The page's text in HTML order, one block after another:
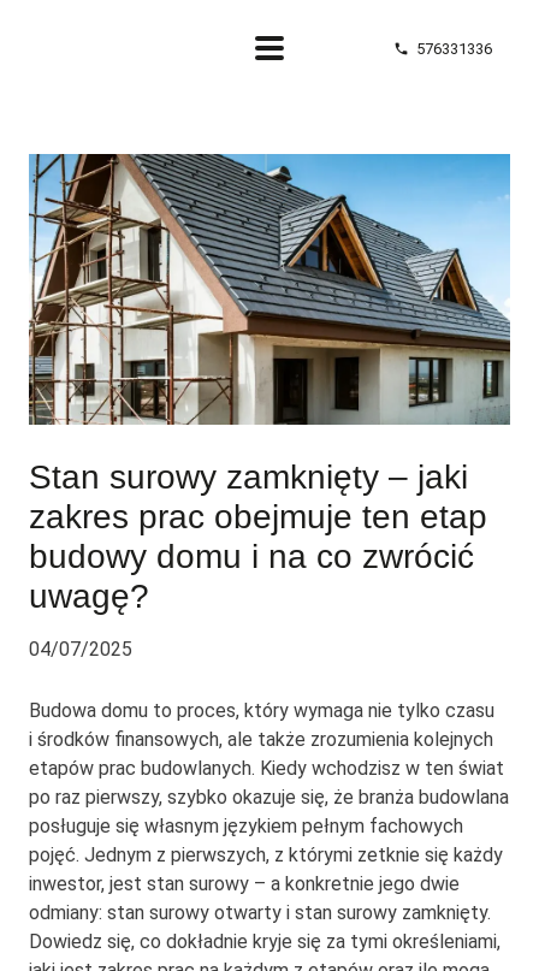
phone 576331336
Stan surowy zamknięty – jaki
zakres prac obejmuje ten etap
budowy domu i na co zwrócić
uwagę?
04/07/2025
Budowa domu to proces, który wymaga nie tylko czasu
i środków finansowych, ale także zrozumienia kolejnych
etapów prac budowlanych. Kiedy wchodzisz w ten świat
po raz pierwszy, szybko okazuje się, że branża budowlana
posługuje się własnym językiem pełnym fachowych
pojęć. Jednym z pierwszych, z którymi zetknie się każdy
inwestor, jest stan surowy – a konkretnie jego dwie
odmiany: stan surowy otwarty i stan surowy zamknięty.
Dowiedz się, co dokładnie kryje się za tymi określeniami,